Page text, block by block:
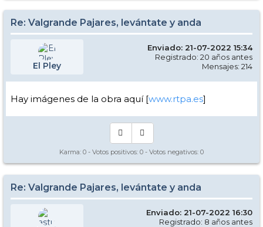
Re: Valgrande Pajares, levántate y anda
El Pley
Enviado: 21-07-2022 15:34
Registrado: 20 años antes
Mensajes: 214
Hay imágenes de la obra aquí [www.rtpa.es]
Karma: 0 - Votos positivos: 0 - Votos negativos: 0
Re: Valgrande Pajares, levántate y anda
Enviado: 21-07-2022 16:30
Registrado: 8 años antes